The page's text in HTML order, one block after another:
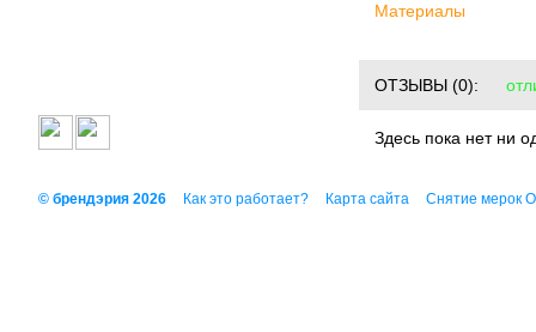
Материалы
ОТЗЫВЫ (0):
Здесь пока нет ни
© брендэрия 2026 Как это работает? Карта сайта Снятие мерок